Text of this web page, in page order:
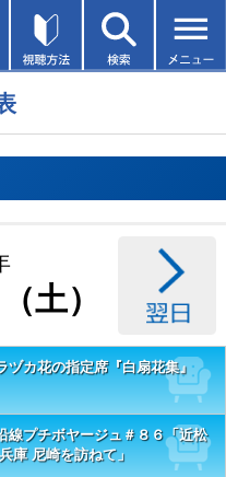
土）
ヅカ花の指定席『白扇花集』
線プチボヤージュ＃８６「近松
庫 尼崎を訪ねて」